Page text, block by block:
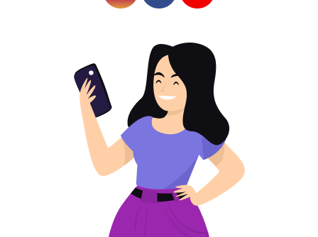
ข้อดีของการใช้รหัส QR เพื่อขายแล็ปท็อป
หากคุณกำลังผลิตหรือขายแล็ปท็อป แสดงว่าธุรกิจ
ของคุณอยู่ในสาขาที่มีการแข่งขันสูง
ทำงานอย่างใกล้ชิดกับกลุ่มเป้าหมายเพื่อให้บรรลุ
เป้าหมาย: เข้าใจความต้องการของพวกเขาและ
จัดเตรียมทุกอย่างในรูปแบบที่สะดวก